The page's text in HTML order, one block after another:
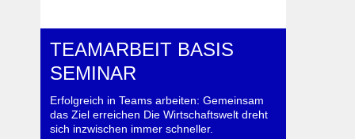
TEAMARBEIT BASIS
SEMINAR
Erfolgreich in Teams arbeiten: Gemeinsam
das Ziel erreichen Die Wirtschaftswelt dreht
sich inzwischen immer schneller.